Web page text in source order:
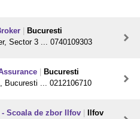
Bucuresti
Sector 3 ... 0740109303
Bucuresti
Bucuresti ... 0212106710
Scoala de zbor Ilfov
Ilfov